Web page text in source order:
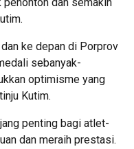
ke depan di Porprov
sebanyak-
optimisme yang
Kutim.
penting bagi atlet-
dan meraih prestasi.